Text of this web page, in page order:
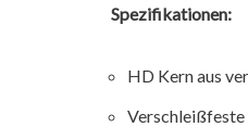
Spezifikationen:
HD Kern aus